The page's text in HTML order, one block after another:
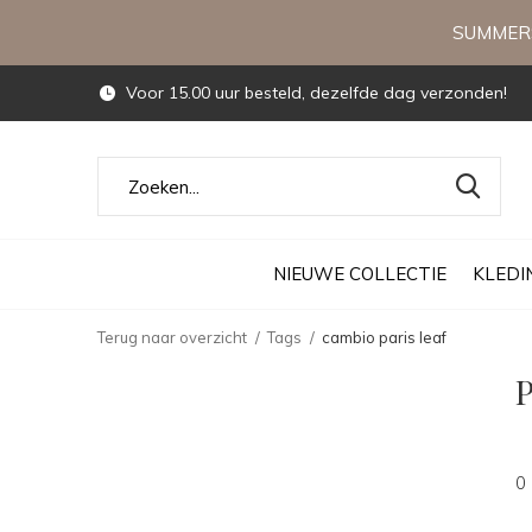
NIEUWE COLLECTIE
Voor 15.00 uur besteld, dezelfde dag verzonden!
Terug naar overzicht Tags cambio paris leaf
0